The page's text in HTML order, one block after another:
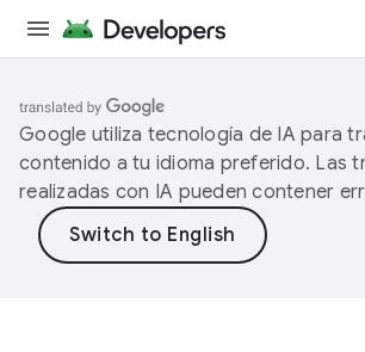
Google utiliza tecnología de IA para
contenido a tu idioma preferido. Las
realizadas con IA pueden contener